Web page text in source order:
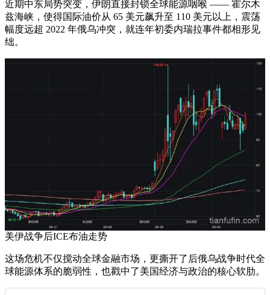
近期中东局势突变，伊朗直接封锁全球能源咽喉 —— 霍尔木
兹海峡，使得国际油价从 65 美元飙升至 110 美元以上，震荡
幅度远超 2022 年俄乌冲突，就连年初委内瑞拉事件都相形见
绌。
美伊战争后ICE布油走势
这场危机不仅搅动全球金融市场，更撕开了后俄乌战争时代全
球能源体系的脆弱性，也戳中了美国经济与政治的核心软肋。